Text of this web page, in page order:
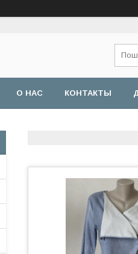
О НАС КОНТАКТЫ